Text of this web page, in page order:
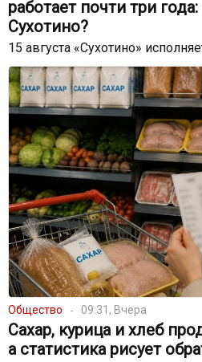
работает почти три
Сухотино?
15 августа «Сухотино»
Общество 09:31, Вчера
Сахар, курица и хлеб
а статистика рисует